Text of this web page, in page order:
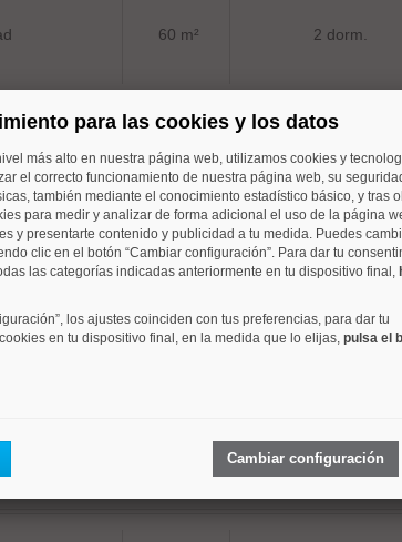
60 m² 2 dorm.
60 m² 2 dorm.
3 dorm.
para las cookies y los datos
más alto en nuestra página web, utilizamos cookies y
el correcto funcionamiento de nuestra página web, su
también mediante el conocimiento estadístico básico, y tras
para medir y analizar de forma adicional el uso de la página
y presentarte contenido y publicidad a tu medida. Puedes
clic en el botón “Cambiar configuración”. Para dar tu
las categorías indicadas anteriormente en tu dispositivo final,
los ajustes coinciden con tus preferencias, para dar tu
en tu dispositivo final, en la medida que lo elijas, pulsa el
Cambiar configuración